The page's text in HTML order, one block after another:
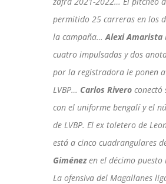
permitido 25 carreras en los
la campaña… Alexi Amarista
cuatro impulsadas y dos
por la registradora le ponen
LVBP… Carlos Rivero conectó
con el uniforme bengalí y el
de LVBP. El ex toletero de
está a cinco cuadrangulares
Giménezen el décimo
La ofensiva del Magallanes